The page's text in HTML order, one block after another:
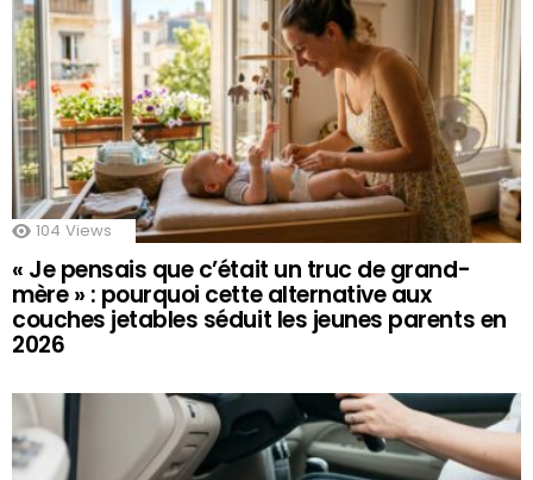
104 Views
« Je pensais que c’était un truc de grand-
mère » : pourquoi cette alternative aux
couches jetables séduit les jeunes parents en
2026